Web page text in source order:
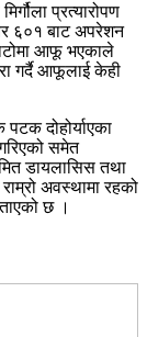
प्रत्यारोपण
६०१ बाट अपरेशन
आफू भएकाले
गर्दै आफूलाई केही
दोहोर्याएका
समेत
डायलासिस तथा
अवस्थामा रहको
छ ।